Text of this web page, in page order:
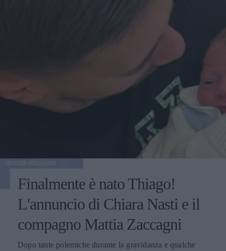
Finalmente è nato Thiago!
L'annuncio di Chiara Nasti e il
compagno Mattia Zaccagni
Dopo tante polemiche durante la gravidanza e qualche